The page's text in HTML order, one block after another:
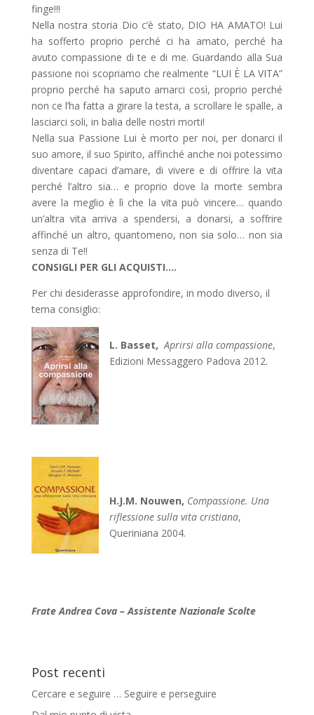
finge!!!
Nella nostra storia Dio c’è stato, DIO HA AMATO! Lui
ha sofferto proprio perché ci ha amato, perché ha
avuto compassione di te e di me. Guardando alla Sua
passione noi scopriamo che realmente “LUI È LA VITA”
proprio perché ha saputo amarci così, proprio perché
non ce l’ha fatta a girare la testa, a scrollare le spalle, a
lasciarci soli, in balia delle nostri morti!
Nella sua Passione Lui è morto per noi, per donarci il
suo amore, il suo Spirito, affinché anche noi potessimo
diventare capaci d’amare, di vivere e di offrire la vita
perché l’altro sia… e proprio dove la morte sembra
avere la meglio è lì che la vita può vincere… quando
un’altra vita arriva a spendersi, a donarsi, a soffrire
affinché un altro, quantomeno, non sia solo… non sia
senza di Te!!
CONSIGLI PER GLI ACQUISTI….
Per chi desiderasse approfondire, in modo diverso, il
tema consiglio:
L. Basset, Aprirsi alla compassione,
Edizioni Messaggero Padova 2012.
H.J.M. Nouwen, Compassione. Una
riflessione sulla vita cristiana,
Queriniana 2004.
Frate Andrea Cova – Assistente Nazionale Scolte
Post recenti
Cercare e seguire … Seguire e perseguire